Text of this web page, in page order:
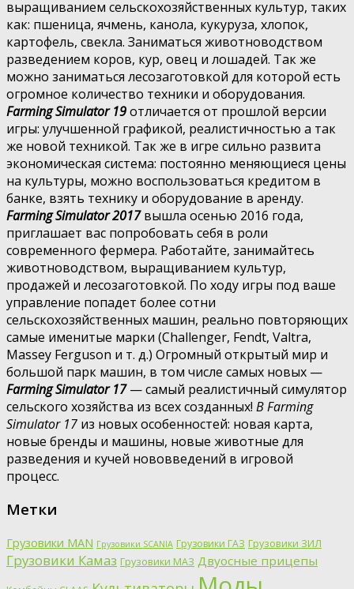
выращиванием сельскохозяйственных культур, таких
как: пшеница, ячмень, канола, кукуруза, хлопок,
картофель, свекла. Заниматься животноводством
разведением коров, кур, овец и лошадей. Так же
можно заниматься лесозаготовкой для которой есть
огромное количество техники и оборудования.
Farming Simulator 19отличается от прошлой версии
игры: улучшенной графикой, реалистичностью а так
же новой техникой. Так же в игре сильно развита
экономическая система: постоянно меняющиеся цены
на культуры, можно воспользоваться кредитом в
банке, взять технику и оборудование в аренду.
Farming Simulator 2017вышла осенью 2016 года,
приглашает вас попробовать себя в роли
современного фермера. Работайте, занимайтесь
животноводством, выращиванием культур,
продажей и лесозаготовкой. По ходу игры под ваше
управление попадет более сотни
сельскохозяйственных машин, реально повторяющих
самые именитые марки (Challenger, Fendt, Valtra,
Massey Ferguson и т. д.) Огромный открытый мир и
большой парк машин, в том числе самых новых —
Farming Simulator 17 — самый реалистичный симулятор
сельского хозяйства из всех созданных! В Farming
Simulator 17 из новых особенностей: новая карта,
новые бренды и машины, новые животные для
разведения и кучей нововведений в игровой
процесс.
Метки
Грузовики MAN Грузовики SCANIA Грузовики ГАЗ Грузовики ЗИЛ
Грузовики Камаз Грузовики МАЗ Двуосные прицепы